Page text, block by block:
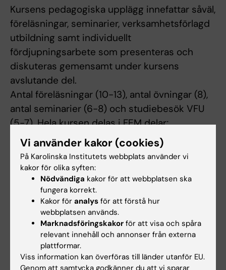
Kursens pedagogiska upplägg innefattar såväl,
föreläsningar, seminarier, verksamhetsförlagd
utbildning samt individuellt
fördjupningsarbete som presenteras och
diskuteras gemensamt under kursens
avslutande del.
Antal föreläsningar (10-13), antal övningar (8),
antal seminarier (6-8) och studiebesök VFU
(5-7). Hela kursen delas i FEM delar;
a) Multimodala hälso- och sjukvårdsdata
definitioner, avgränsning, risker möjligheter
samt etik.
b) datahantering relaterat till hälsodata
c) modellering
d) prediktering
e) legal & regelverk-säkerhet.
Föreläsningar kombineras med kursmaterial
och utbildningsmoduler som vi har skapat
med ett EU-projekt på KI och RISE, (Testing
Vi använder kakor (cookies)
På Karolinska Institutets webbplats använder vi
kakor för olika syften:
Nödvändiga kakor för att webbplatsen ska
fungera korrekt.
Kakor för analys för att förstå hur
webbplatsen används.
Marknadsföringskakor för att visa och spåra
relevant innehåll och annonser från externa
plattformar.
Viss information kan överföras till länder utanför EU.
Genom att samtycka godkänner du att vi sparar